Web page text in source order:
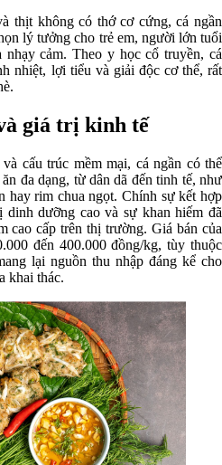
thịt không có thớ cơ cứng, cá ngần
lý tưởng cho trẻ em, người lớn tuổi
cảm. Theo y học cổ truyền, cá
nhiệt, lợi tiểu và giải độc cơ thể, rất
giá trị kinh tế
cấu trúc mềm mại, cá ngần có thể
đa dạng, từ dân dã đến tinh tế, như
hay rim chua ngọt. Chính sự kết hợp
dưỡng cao và sự khan hiếm đã
cao cấp trên thị trường. Giá bán của
đến 400.000 đồng/kg, tùy thuộc
lại nguồn thu nhập đáng kể cho
khai thác.